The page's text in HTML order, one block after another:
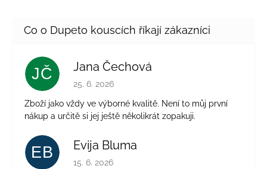
JČ Jana Čechová
Hodnocení obchodu je 5 z 5 hvězdiček.
25. 6. 2026
Zboží jako vždy ve výborné kvalitě. Není to můj první
nákup a určitě si jej ještě několikrát zopakuji.
EB Evija Bluma
Hodnocení obchodu je 5 z 5 hvězdiček.
15. 6. 2026